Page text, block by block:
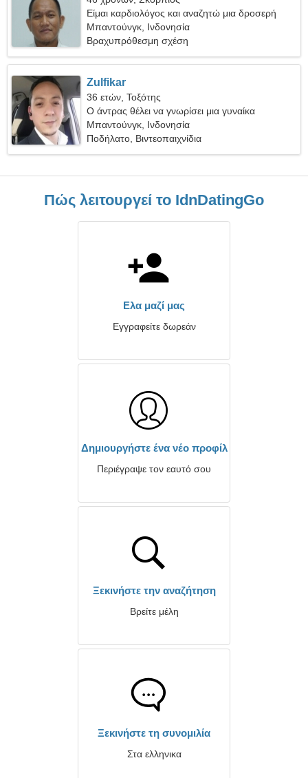
Είμαι καρδιολόγος και αναζητώ μια δροσερή
γυναίκα
Μπαντούνγκ, Ινδονησία
Βραχυπρόθεσμη σχέση
Zulfikar
36 ετών, Τοξότης
Ο άντρας θέλει να γνωρίσει μια γυναίκα
Μπαντούνγκ, Ινδονησία
Ποδήλατο, Βιντεοπαιχνίδια
Πώς λειτουργεί το IdnDatingGo
Ελα μαζί μας
Εγγραφείτε δωρεάν
Δημιουργήστε ένα νέο προφίλ
Περιέγραψε τον εαυτό σου
Ξεκινήστε την αναζήτηση
Βρείτε μέλη
Ξεκινήστε τη συνομιλία
Στα ελληνικα